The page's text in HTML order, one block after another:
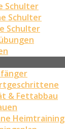
Schulter
Schulter
Schulter
& Fettabbau
Heimtraining